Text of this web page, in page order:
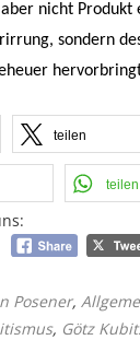
nicht Produkt
sondern
teilen
teilen
Posener,
, Götz